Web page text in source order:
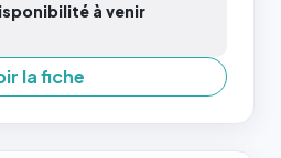
à venir
la fiche